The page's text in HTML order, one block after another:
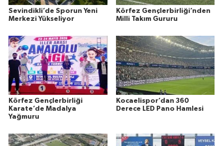
Sevindikli’de Sporun Yeni
Merkezi Yükseliyor
Körfez Gençlerbirliği’nden
Milli Takım Gururu
Körfez Gençlerbirliği
Karate’de Madalya
Yağmuru
Kocaelispor’dan 360
Derece LED Pano Hamlesi